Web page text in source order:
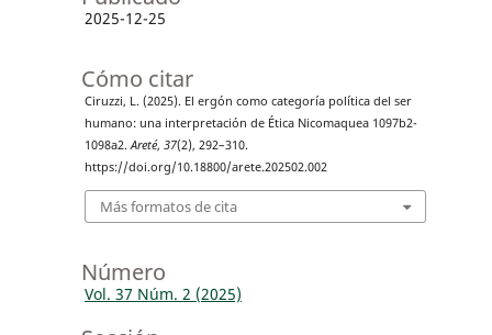
2025-12-25
Cómo citar
Ciruzzi, L. (2025). El ergón como categoría política del ser
humano: una interpretación de Ética Nicomaquea 1097b2-
1098a2.Areté, 37(2), 292–310.
https://doi.org/10.18800/arete.202502.002
Más formatos de cita
Número
Vol. 37 Núm. 2 (2025)